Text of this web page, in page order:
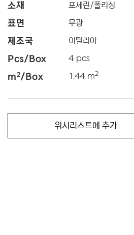
소재 포세린/폴리싱
표면 무광
제조국 이탈리아
Pcs/Box 4 pcs
m2/Box 1.44 m2
위시리스트에 추가